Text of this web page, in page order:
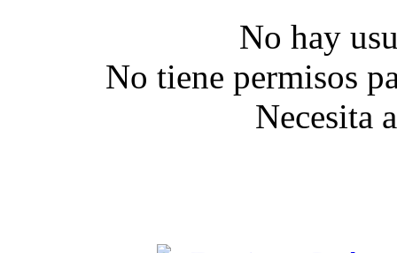
No hay
No tiene permisos
Necesita